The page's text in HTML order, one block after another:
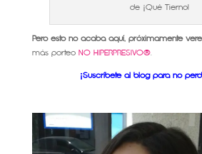
de ¡Qué Tierno!
Pero esto no acaba aquí, próximamente
más porteo NO HIPERPRESIVO®.
¡Suscríbete al blog para no